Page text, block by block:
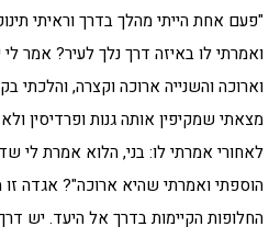
"פעם אחת הייתי מהלך בדרך וראיתי
ואמרתי לו באיזה דרך נלך לעיר? אמר
וארוכה והשנייה ארוכה וקצרה, והלכתי
מצאתי שמקיפין אותה גנות ופרדיסין
לאחורי אמרתי לו: בני, הלוא אמרת לי
הוספתי ואמרתי שהיא ארוכה"? אגדה
החלופות הקיימות בדרך אל היעד. יש